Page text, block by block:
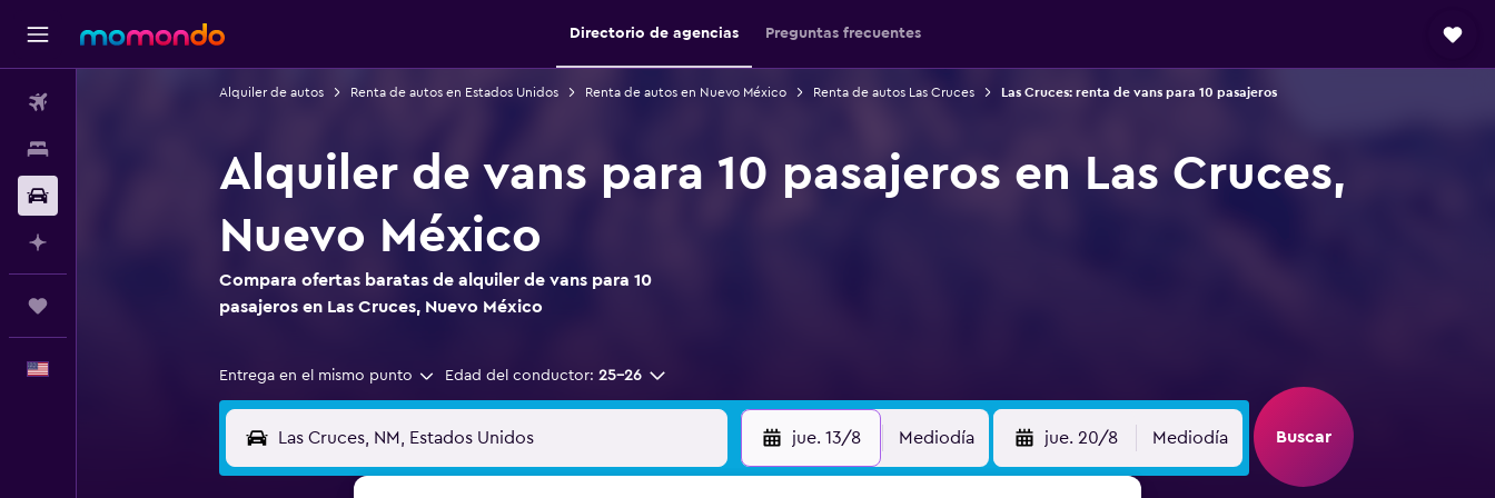
Directorio de agencias Preguntas frecuentes
Alquiler de autos Renta de autos en Estados Unidos Renta de autos en Nuevo México Renta de autos Las Cruces Las Cruces: renta de vans para 10 pasajeros
Alquiler de vans para 10 pasajeros en Las Cruces,
Nuevo México
Compara ofertas baratas de alquiler de vans para 10
pasajeros en Las Cruces, Nuevo México
Entrega en el mismo punto Edad del conductor: 25-26
jue. 13/8 Mediodía jue. 20/8 Mediodía Buscar